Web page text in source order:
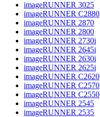
imageRUNNER 3025
imageRUNNER C2880
imageRUNNER 2870
imageRUNNER 2800
imageRUNNER 2730i
imageRUNNER 2645i
imageRUNNER 2630i
imageRUNNER 2625i
imageRUNNER C2620
imageRUNNER C2570
imageRUNNER C2550
imageRUNNER 2545
imageRUNNER 2535